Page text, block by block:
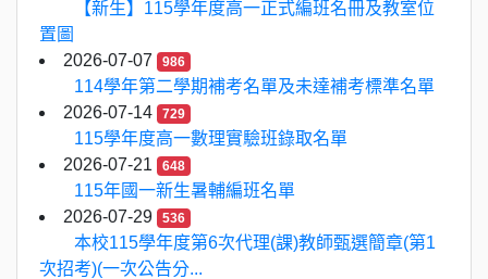
【新生】115學年度高一正式編班名冊及教室位
置圖
2026-07-07
986
114學年第二學期補考名單及未達補考標準名單
2026-07-14
729
115學年度高一數理實驗班錄取名單
2026-07-21
648
115年國一新生暑輔編班名單
2026-07-29
536
本校115學年度第6次代理(課)教師甄選簡章(第1
次招考)(一次公告分...